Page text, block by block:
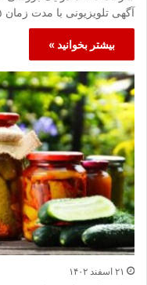
آگهی تلویزیونی با مدت زمان ۵ میلیون ثانیه…
بیشتر بخوانید »
۲۱ اسفند ۱۴۰۲